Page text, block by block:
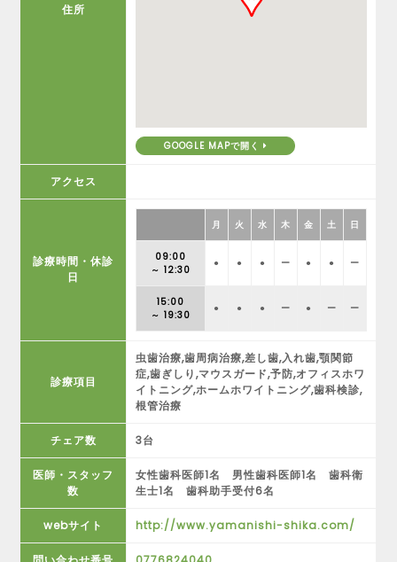
住所
GOOGLE MAPで開く
アクセス
診療時間・休診
日
月 火 水 木 金 土 日
09:00
～ 12:30
● ● ● ー ● ● ー
15:00
～ 19:30
● ● ● ー ● ー ー
診療項目
虫歯治療,歯周病治療,差し歯,入れ歯,顎関節
症,歯ぎしり,マウスガード,予防,オフィスホワ
イトニング,ホームホワイトニング,歯科検診,
根管治療
チェア数 3台
医師・スタッフ
数
女性歯科医師1名 男性歯科医師1名 歯科衛
生士1名 歯科助手受付6名
webサイト http://www.yamanishi-shika.com/